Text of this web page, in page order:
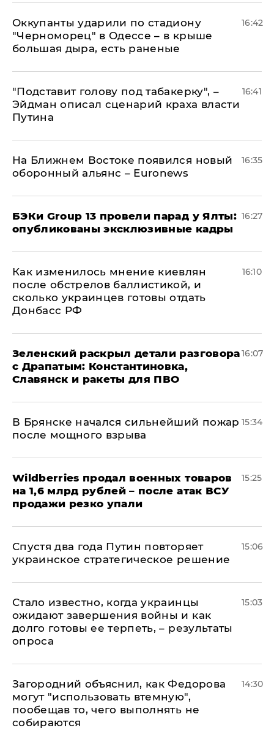
Оккупанты ударили по стадиону
"Черноморец" в Одессе – в крыше
большая дыра, есть раненые
16:42
​"Подставит голову под табакерку", –
Эйдман описал сценарий краха власти
Путина
16:41
На Ближнем Востоке появился новый
оборонный альянс – Euronews
16:35
​БЭКи Group 13 провели парад у Ялты:
опубликованы эксклюзивные кадры
16:27
Как изменилось мнение киевлян
после обстрелов баллистикой, и
сколько украинцев готовы отдать
Донбасс РФ
16:10
​Зеленский раскрыл детали разговора
с Драпатым: Константиновка,
Славянск и ракеты для ПВО
16:07
В Брянске начался сильнейший пожар
после мощного взрыва
15:34
​Wildberries продал военных товаров
на 1,6 млрд рублей – после атак ВСУ
продажи резко упали
15:25
Спустя два года Путин повторяет
украинское стратегическое решение
15:06
Стало известно, когда украинцы
ожидают завершения войны и как
долго готовы ее терпеть, – результаты
опроса
15:03
Загородний объяснил, как Федорова
могут "использовать втемную",
пообещав то, чего выполнять не
собираются
14:30